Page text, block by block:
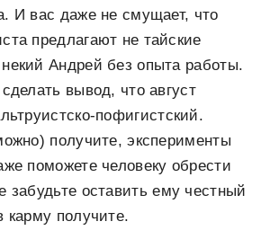
И вас даже не смущает, что
предлагают не тайские
Андрей без опыта работы.
вывод, что август
пофигистский.
получите, эксперименты
поможете человеку обрести
забудьте оставить ему честный
карму получите.